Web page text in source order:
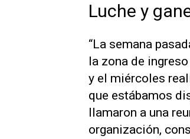
Luche y
“La semana
la zona de
y el miércoles
que estábamos
llamaron a una
organización,